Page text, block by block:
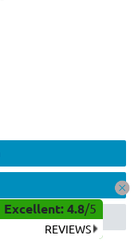
Excellent: 4.8/5
REVIEWS